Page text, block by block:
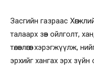
Засгийн газраас
талаарх зөв ойлголт,
төлөвлөгөөг
эрхийг хангах эрх